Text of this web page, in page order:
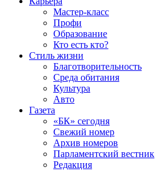
Мастер-класс
Профи
Образование
Кто есть кто?
Стиль жизни
Благотворительность
Среда обитания
Культура
Авто
Газета
«БК» сегодня
Свежий номер
Архив номеров
Парламентский вестник
Редакция